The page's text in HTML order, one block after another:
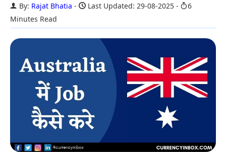
By: Rajat Bhatia Last Updated: 29-08-2025
6
Minutes Read